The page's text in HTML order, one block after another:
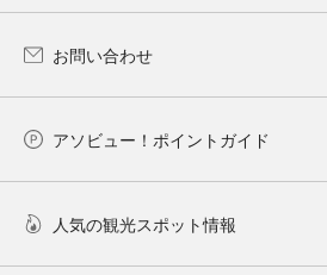
お問い合わせ
アソビュー！ポイントガイド
人気の観光スポット情報